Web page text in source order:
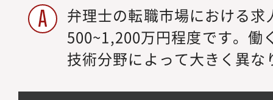
弁理士の転職市場における求
500~1,200万円程度です。働
技術分野によって大きく異な